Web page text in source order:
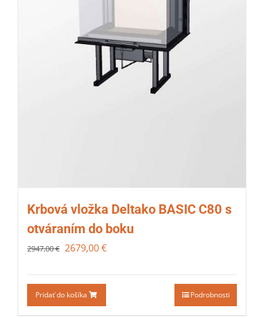
Krbová vložka Deltako BASIC C80 s
otváraním do boku
2947,00€ 2679,00€
Pridať do košíka Podrobnosti